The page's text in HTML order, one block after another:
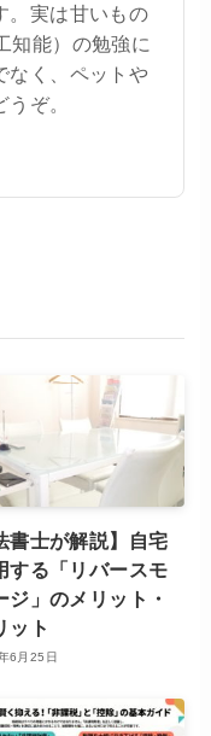
。実は甘いもの
知能）の勉強に
なく、ペットや
ぞ。
書士が解説】自宅
する「リバースモ
ジ」のメリット・
ット
6月25日